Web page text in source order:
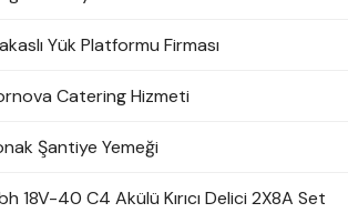
Yük Platformu Firması
Catering Hizmeti
Şantiye Yemeği
18V-40 C4 Akülü Kırıcı Delici 2X8A Set